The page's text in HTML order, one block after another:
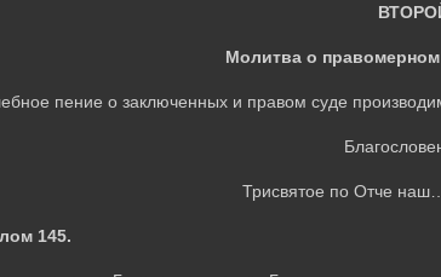
Молитва о
пение о заключенных и правом суде
Трисвятое по Отче
145.